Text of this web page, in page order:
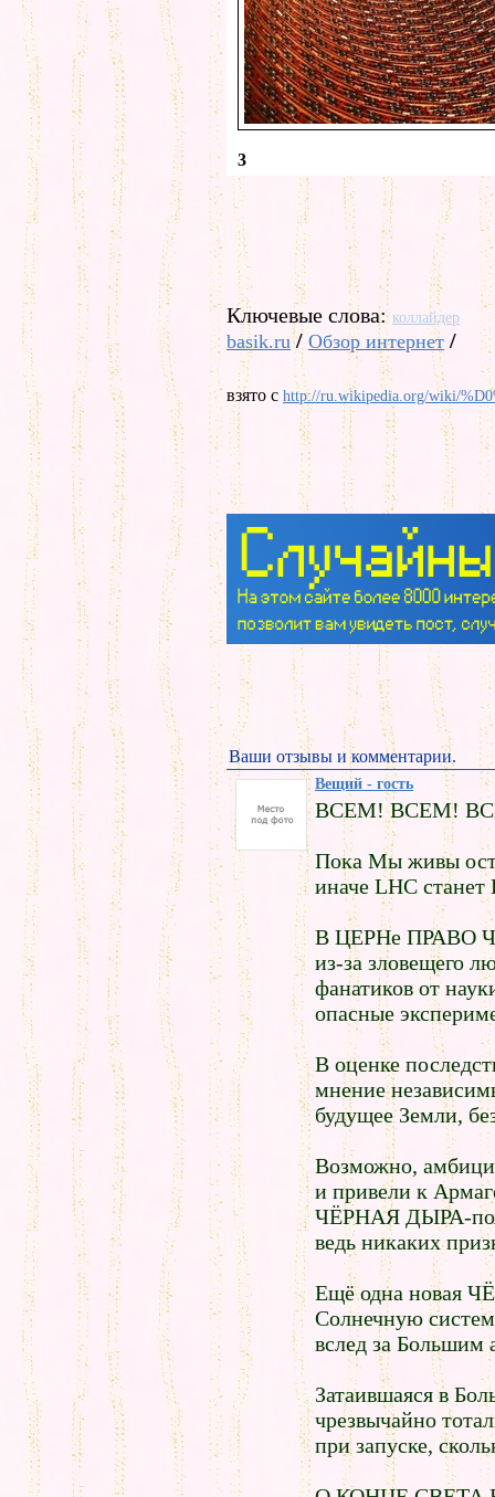
3
Ключевые слова: коллайдер
basik.ru/ Обзор интернет /
взято с http://ru.wikipedia.org/wiki/
Ваши отзывы и комментарии.
Вещий - гость
ВСЕМ! ВСЕМ!
Пока Мы живы
иначе LHC
В ЦЕРНе ПРАВО
из-за зловещего
фанатиков от
опасные
В оценке
мнение
будущее Земли,
Возможно,
и привели к
ЧЁРНАЯ ДЫРА-
ведь никаких
Ещё одна новая
Солнечную
вслед за
Затаившаяся в
чрезвычайно
при запуске,